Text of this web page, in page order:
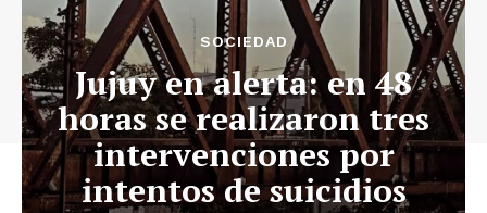
SOCIEDAD
Jujuy en alerta: en 48
horas se realizaron tres
intervenciones por
intentos de suicidios